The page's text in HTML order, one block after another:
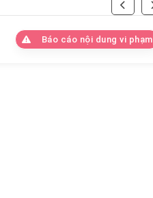
Báo cáo nội dung vi phạm